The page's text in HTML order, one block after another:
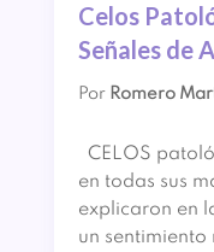
Celos
Señales de
Por Romero
CELOS
en todas sus
explicaron en
un